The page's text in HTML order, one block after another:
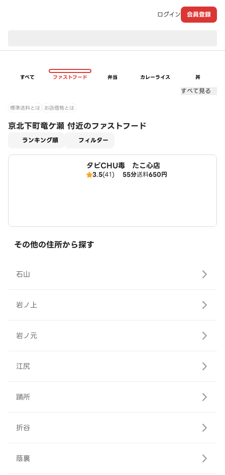
ログイン 会員登録
すべて ファストフード 弁当 カレーライス 丼
すべて見る
標準送料とは お店価格とは
京北下町竜ケ瀬 付近のファストフード
ランキング順 フィルター
タピCHU毒 たこ心店
3.5(41) 55分送料650円
その他の住所から探す
石山
岩ノ上
岩ノ元
江尻
踊所
折谷
蔭裏